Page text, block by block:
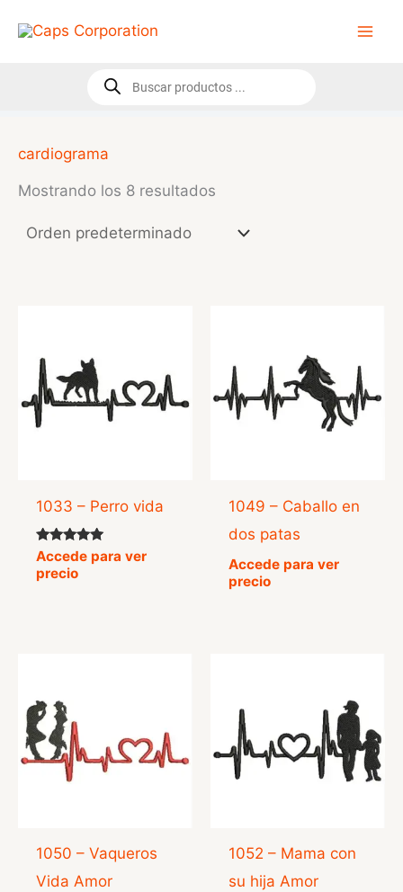
Búsqueda
de
cardiograma
Mostrando los 8 resultados
1033 – Perro vida
Valorado
con
5.00
Accede para ver
precio
1049 – Caballo en
dos patas
Accede para ver
precio
1050 – Vaqueros
Vida Amor
1052 – Mama con
su hija Amor